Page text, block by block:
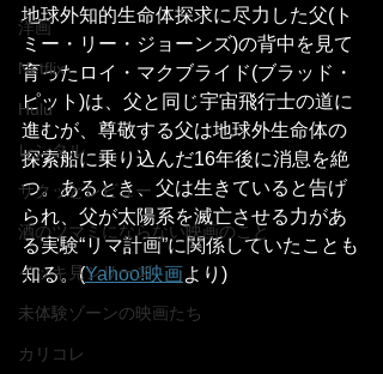
洋画
Netflix
Hulu
レンタル
サクッとレビュー
酒のツマミにならない映画のこと
イッキ見シリーズ
未体験ゾーンの映画たち
カリコレ
地球外知的生命体探求に尽力した父(ト
ミー・リー・ジョーンズ)の背中を見て
育ったロイ・マクブライド(ブラッド・
ピット)は、父と同じ宇宙飛行士の道に
進むが、尊敬する父は地球外生命体の
探索船に乗り込んだ16年後に消息を絶
つ。あるとき、父は生きていると告げ
られ、父が太陽系を滅亡させる力があ
る実験“リマ計画”に関係していたことも
知る。(Yahoo!映画より)